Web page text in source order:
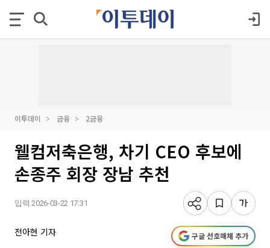
이투데이 금융 2금융
웰컴저축은행, 차기 CEO 후보에
손종주 회장 장남 추천
입력 2026-03-22 17:31
전아현 기자 구글 선호매체 추가